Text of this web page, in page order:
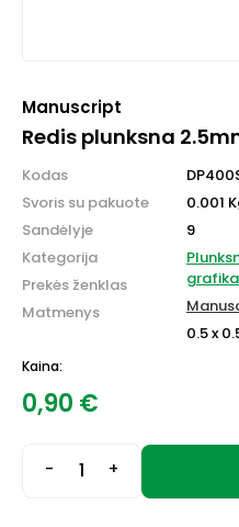
Manuscript
Redis plunksna
Kodas
Svoris su pakuote
Sandėlyje
Kategorija
Prekės ženklas
Matmenys
0.001
9
grafika
0.5 x
Kaina:
0,90 €
- +